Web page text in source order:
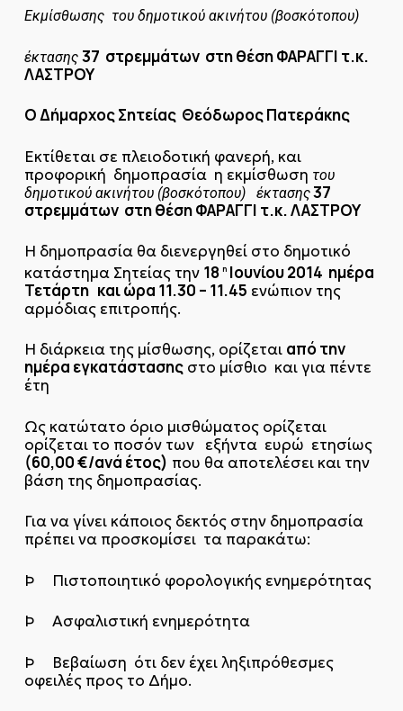
Εκμίσθωσης του δημοτικού ακινήτου (βοσκότοπου)
έκτασης 37 στρεμμάτων στη θέση ΦΑΡΑΓΓΙ τ.κ.
ΛΑΣΤΡΟΥ
Ο Δήμαρχος Σητείας Θεόδωρος Πατεράκης
Εκτίθεται σε πλειοδοτική φανερή, και
προφορική δημοπρασία η εκμίσθωση του
δημοτικού ακινήτου (βοσκότοπου) έκτασης37
στρεμμάτων στη θέση ΦΑΡΑΓΓΙ τ.κ. ΛΑΣΤΡΟΥ
Η δημοπρασία θα διενεργηθεί στο δημοτικό
κατάστημα Σητείας την 18 ηΙουνίου 2014 ημέρα
Τετάρτη και ώρα 11.30 – 11.45 ενώπιον της
αρμόδιας επιτροπής.
Η διάρκεια της μίσθωσης, ορίζεται από την
ημέρα εγκατάστασηςστο μίσθιο και για πέντε
έτη
Ως κατώτατο όριο μισθώματος ορίζεται
ορίζεται το ποσόν των εξήντα ευρώ ετησίως
(60,00 €/ανά έτος) που θα αποτελέσει και την
βάση της δημοπρασίας.
Για να γίνει κάποιος δεκτός στην δημοπρασία
πρέπει να προσκομίσει τα παρακάτω:
Þ Πιστοποιητικό φορολογικής ενημερότητας
Þ Ασφαλιστική ενημερότητα
Þ Βεβαίωση ότι δεν έχει ληξιπρόθεσμες
οφειλές προς το Δήμο.